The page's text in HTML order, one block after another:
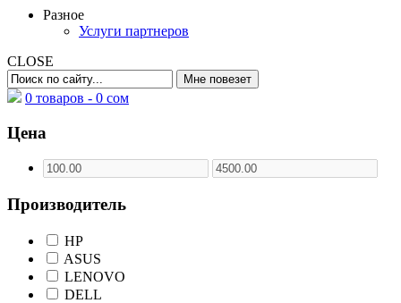
Разное
Услуги партнеров
CLOSE
0 товаров - 0 сом
Цена
Производитель
HP
ASUS
LENOVO
DELL